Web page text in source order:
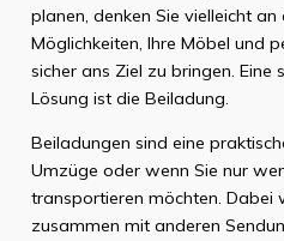
planen, denken Sie vielleicht an
Möglichkeiten, Ihre Möbel und
sicher ans Ziel zu bringen. Eine
Lösung ist die Beiladung.
Beiladungen sind eine
Umzüge oder wenn Sie nur
transportieren möchten. Dabei
zusammen mit anderen